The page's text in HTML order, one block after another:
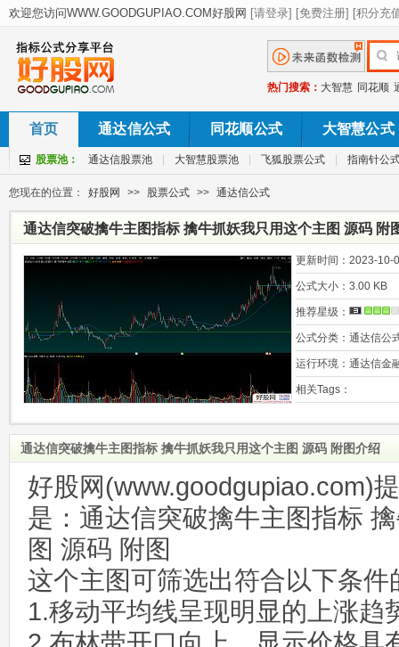
热门搜索： 大智慧 同花顺
首页 通达信公式 同花顺公式 大智慧公式
股票池： 通达信股票池 大智慧股票池 飞狐股票公式 指南针公
您现在的位置： 好股网 >> 股票公式 >> 通达信公式
通达信突破擒牛主图指标 擒牛抓妖我只用这个主图 源码 附
更新时间： 2023-10-
公式大小： 3.00 KB
推荐星级：
公式分类： 通达信公
运行环境： 通达信金
相关Tags：
通达信突破擒牛主图指标 擒牛抓妖我只用这个主图 源码 附图介绍
好股网(www.goodgupiao.com)
是：通达信突破擒牛主图指标
图 源码 附图
这个主图可筛选出符合以下条件
1.移动平均线呈现明显的上涨趋